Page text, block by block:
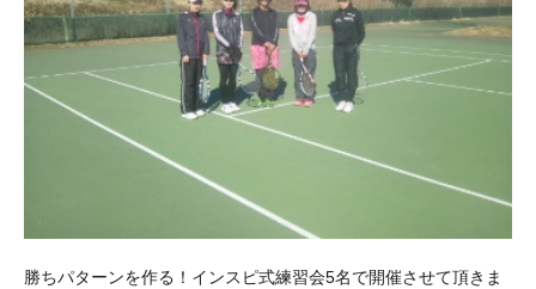
勝ちパターンを作る！インスピ式練習会5名で開催させて頂きま